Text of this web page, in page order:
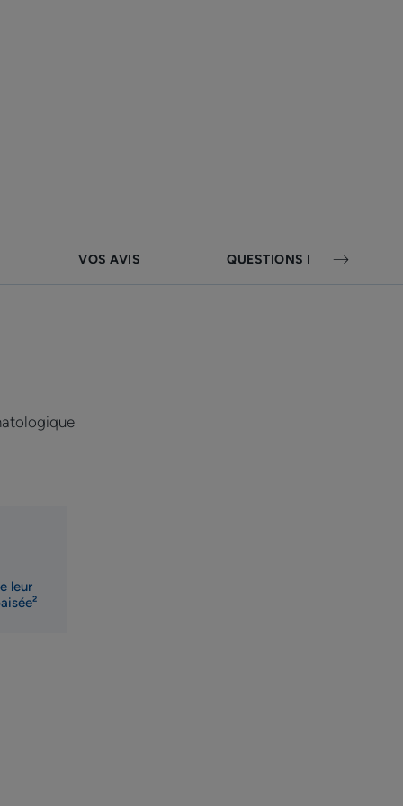
à diminuer les rougeurs
et les rougeurs.
de la peau améliorée.
topiques réalisée auprès de 39 sujets, entre 12 et
VOS AVIS QUESTIONS FRÉQUENTES
leur